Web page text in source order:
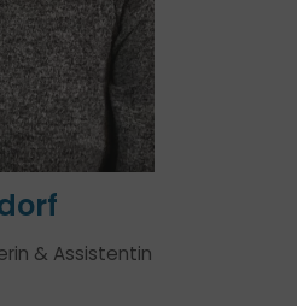
& Assistentin